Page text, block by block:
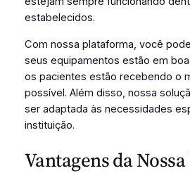
estabelecidos.
Com nossa plataforma, você
seus equipamentos estão em
os pacientes estão recebendo o
possível. Além disso, nossa
ser adaptada às necessidades
instituição.
Vantagens da